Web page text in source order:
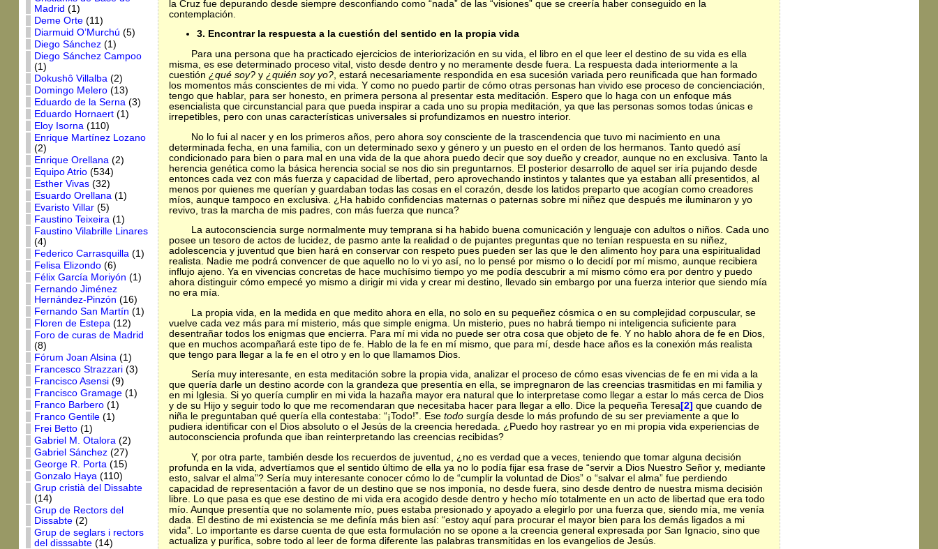
Madrid (1)
Deme Orte(11)
Diarmuid O’Murchú (5)
Diego Sánchez(1)
Diego Sánchez Campoo
(1)
Dokushô Villalba(2)
Domingo Melero(13)
Eduardo de la Serna(3)
Eduardo Hornaert(1)
Eloy Isorna(110)
Enrique Martínez Lozano
(2)
Enrique Orellana(2)
Equipo Atrio(534)
Esther Vivas(32)
Esuardo Orellana(1)
Evaristo Villar(5)
Faustino Teixeira(1)
Faustino Vilabrille Linares
(4)
Federico Carrasquilla(1)
Felisa Elizondo(6)
Félix García Moriyón (1)
Fernando Jiménez
Hernández-Pinzón (16)
Fernando San Martín (1)
Floren de Estepa(12)
Foro de curas de Madrid
(8)
Fórum Joan Alsina(1)
Francesco Strazzari(3)
Francisco Asensi(9)
Francisco Gramage(1)
Franco Barbero(1)
Franco Gentile(1)
Frei Betto(1)
Gabriel M. Otalora(2)
Gabriel Sánchez(27)
George R. Porta(15)
Gonzalo Haya(110)
Grup cristià del Dissabte
(14)
Grup de Rectors del
Dissabte(2)
Grup de seglars i rectors
del disssabte(14)
la Cruz fue depurando desde siempre desconfiando como “nada” de las “visiones” que se creería haber conseguido en la
contemplación.
3. Encontrar la respuesta a la cuestión del sentido en la propia vida
Para una persona que ha practicado ejercicios de interiorización en su vida, el libro en el que leer el destino de su vida es ella
misma, es ese determinado proceso vital, visto desde dentro y no meramente desde fuera. La respuesta dada interiormente a la
cuestión ¿qué soy? y¿quién soy yo?, estará necesariamente respondida en esa sucesión variada pero reunificada que han formado
los momentos más conscientes de mi vida. Y como no puedo partir de cómo otras personas han vivido ese proceso de concienciación,
tengo que hablar, para ser honesto, en primera persona al presentar esta meditación. Espero que lo haga con un enfoque más
esencialista que circunstancial para que pueda inspirar a cada uno su propia meditación, ya que las personas somos todas únicas e
irrepetibles, pero con unas características universales si profundizamos en nuestro interior.
No lo fui al nacer y en los primeros años, pero ahora soy consciente de la trascendencia que tuvo mi nacimiento en una
determinada fecha, en una familia, con un determinado sexo y género y un puesto en el orden de los hermanos. Tanto quedó así
condicionado para bien o para mal en una vida de la que ahora puedo decir que soy dueño y creador, aunque no en exclusiva. Tanto la
herencia genética como la básica herencia social se nos dio sin preguntarnos. El posterior desarrollo de aquel ser iría pujando desde
entonces cada vez con más fuerza y capacidad de libertad, pero aprovechando instintos y talantes que ya estaban allí presentidos, al
menos por quienes me querían y guardaban todas las cosas en el corazón, desde los latidos preparto que acogían como creadores
míos, aunque tampoco en exclusiva. ¿Ha habido confidencias maternas o paternas sobre mi niñez que después me iluminaron y yo
revivo, tras la marcha de mis padres, con más fuerza que nunca?
La autoconsciencia surge normalmente muy temprana si ha habido buena comunicación y lenguaje con adultos o niños. Cada uno
posee un tesoro de actos de lucidez, de pasmo ante la realidad o de pujantes preguntas que no tenían respuesta en su niñez,
adolescencia y juventud que bien hará en conservar con respeto pues pueden ser las que le den alimento hoy para una espiritualidad
realista. Nadie me podrá convencer de que aquello no lo vi yo así, no lo pensé por mismo o lo decidí por mí mismo, aunque recibiera
influjo ajeno. Ya en vivencias concretas de hace muchísimo tiempo yo me podía descubrir a mí mismo cómo era por dentro y puedo
ahora distinguir cómo empecé yo mismo a dirigir mi vida y crear mi destino, llevado sin embargo por una fuerza interior que siendo mía
no era mía.
La propia vida, en la medida en que medito ahora en ella, no solo en su pequeñez cósmica o en su complejidad corpuscular, se
vuelve cada vez más para mí misterio, más que simple enigma. Un misterio, pues no habrá tiempo ni inteligencia suficiente para
desentrañar todos los enigmas que encierra. Para mí mi vida no puede ser otra cosa que objeto de fe. Y no hablo ahora de fe en Dios,
que en muchos acompañará este tipo de fe. Hablo de la fe en mí mismo, que para mí, desde hace años es la conexión más realista
que tengo para llegar a la fe en el otro y en lo que llamamos Dios.
Sería muy interesante, en esta meditación sobre la propia vida, analizar el proceso de cómo esas vivencias de fe en mi vida a la
que quería darle un destino acorde con la grandeza que presentía en ella, se impregnaron de las creencias trasmitidas en mi familia y
en mi Iglesia. Si yo quería cumplir en mi vida la hazaña mayor era natural que lo interpretase como llegar a estar lo más cerca de Dios
y de su Hijo y seguir todo lo que me recomendaran que necesitaba hacer para llegar a ello. Dice la pequeña Teresa[2] que cuando de
niña le preguntaban qué quería ella contestaba: “¡Todo!”. Ese todo surgía desde lo más profundo de su ser previamente a que lo
pudiera identificar con el Dios absoluto o el Jesús de la creencia heredada. ¿Puedo hoy rastrear yo en mi propia vida experiencias de
autoconsciencia profunda que iban reinterpretando las creencias recibidas?
Y, por otra parte, también desde los recuerdos de juventud, ¿no es verdad que a veces, teniendo que tomar alguna decisión
profunda en la vida, advertíamos que el sentido último de ella ya no lo podía fijar esa frase de “servir a Dios Nuestro Señor y, mediante
esto, salvar el alma”? Sería muy interesante conocer cómo lo de “cumplir la voluntad de Dios” o “salvar el alma” fue perdiendo
capacidad de representación a favor de un destino que se nos imponía, no desde fuera, sino desde dentro de nuestra misma decisión
libre. Lo que pasa es que ese destino de mi vida era acogido desde dentro y hecho mío totalmente en un acto de libertad que era todo
mío. Aunque presentía que no solamente mío, pues estaba presionado y apoyado a elegirlo por una fuerza que, siendo mía, me venía
dada. El destino de mi existencia se me definía más bien así: “estoy aquí para procurar el mayor bien para los demás ligados a mi
vida”. Lo importante es darse cuenta de que esta formulación no se opone a la creencia general expresada por San Ignacio, sino que
actualiza y purifica, sobre todo al leer de forma diferente las palabras transmitidas en los evangelios de Jesús.